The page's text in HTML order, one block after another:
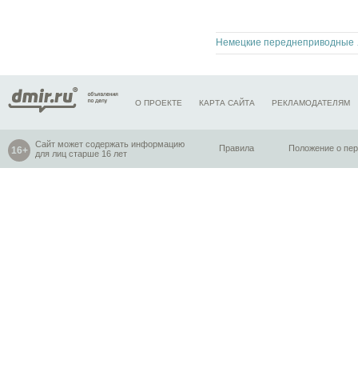
О ПРОЕКТЕ КАРТА САЙТА РЕКЛАМОДАТЕЛЯМ
Сайт может содержать информацию
для лиц старше 16 лет
Правила Положение о